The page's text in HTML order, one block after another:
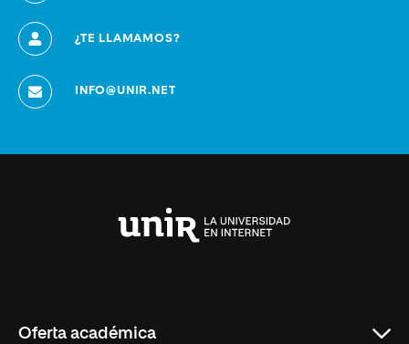
¿TE LLAMAMOS?
INFO@UNIR.NET
Oferta académica